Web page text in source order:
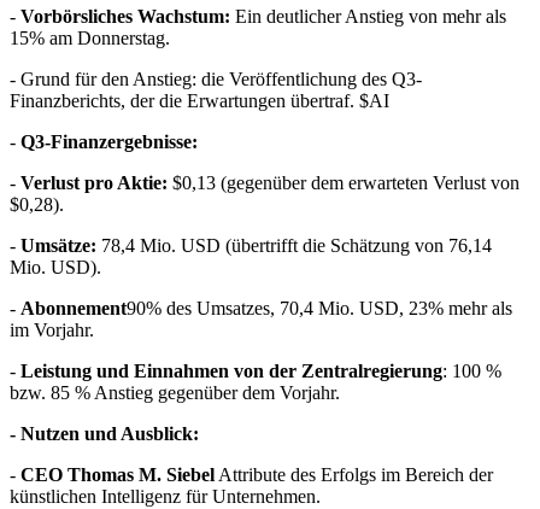
- Vorbörsliches Wachstum: Ein deutlicher Anstieg von mehr als
15% am Donnerstag.
- Grund für den Anstieg: die Veröffentlichung des Q3-
Finanzberichts, der die Erwartungen übertraf. $AI
- Q3-Finanzergebnisse:
- Verlust pro Aktie: $0,13 (gegenüber dem erwarteten Verlust von
$0,28).
- Umsätze: 78,4 Mio. USD (übertrifft die Schätzung von 76,14
Mio. USD).
- Abonnement90% des Umsatzes, 70,4 Mio. USD, 23% mehr als
im Vorjahr.
- Leistung und Einnahmen von der Zentralregierung: 100 %
bzw. 85 % Anstieg gegenüber dem Vorjahr.
- Nutzen und Ausblick:
- CEO Thomas M. Siebel Attribute des Erfolgs im Bereich der
künstlichen Intelligenz für Unternehmen.